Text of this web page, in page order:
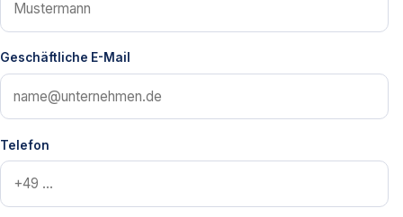
Geschäftliche E-Mail
Telefon